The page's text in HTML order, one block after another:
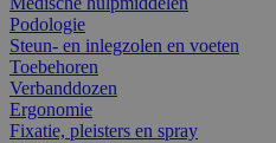
Podologie
Steun- en inlegzolen en voeten
Toebehoren
Verbanddozen
Ergonomie
Fixatie, pleisters en spray